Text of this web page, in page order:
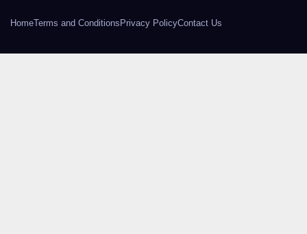
HomeTerms and Conditions Privacy PolicyContact Us